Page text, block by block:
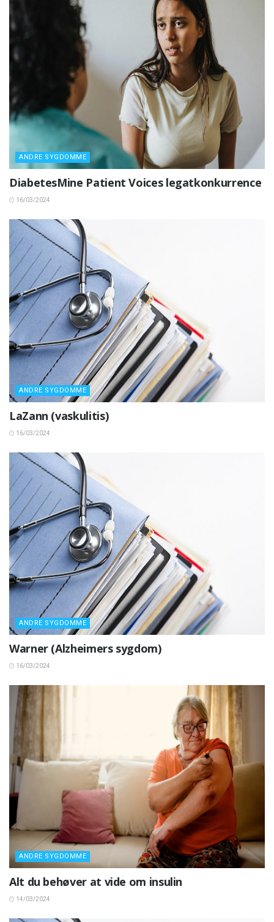
ANDRE SYGDOMME
DiabetesMine Patient Voices legatkonkurrence
16/03/2024
ANDRE SYGDOMME
LaZann (vaskulitis)
16/03/2024
ANDRE SYGDOMME
Warner (Alzheimers sygdom)
16/03/2024
ANDRE SYGDOMME
Alt du behøver at vide om insulin
14/03/2024